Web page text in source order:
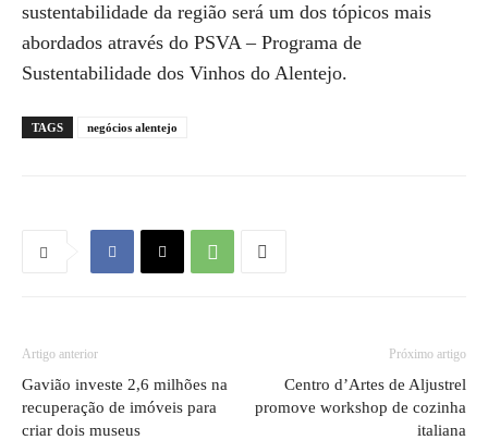
sustentabilidade da região será um dos tópicos mais
abordados através do PSVA – Programa de
Sustentabilidade dos Vinhos do Alentejo.
TAGS negócios alentejo
Artigo anterior
Gavião investe 2,6 milhões na
recuperação de imóveis para
criar dois museus
Próximo artigo
Centro d’Artes de Aljustrel
promove workshop de cozinha
italiana